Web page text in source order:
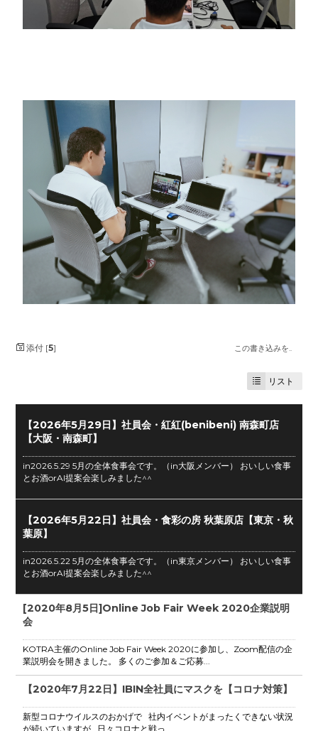
添付 [5] この書き込みを..
リスト
【2026年5月29日】社員会・紅紅(benibeni) 南森町店
【大阪・南森町】
in2026.5.29 5月の全体食事会です。（in大阪メンバー） おいしい食事
とお酒orAI提案会楽しみました^^
【2026年5月22日】社員会・食彩の房 秋葉原店【東京・秋
葉原】
in2026.5.22 5月の全体食事会です。（in東京メンバー） おいしい食事
とお酒orAI提案会楽しみました^^
[2020年8月5日]Online Job Fair Week 2020企業説明
会
KOTRA主催のOnline Job Fair Week 2020に参加し、Zoom配信の企
業説明会を開きました。 多くのご参加＆ご応募...
【2020年7月22日】IBIN全社員にマスクを【コロナ対策】
新型コロナウイルスのおかげで 社内イベントがまったくできない状況
が続いていますが 日々コロナと戦っ...